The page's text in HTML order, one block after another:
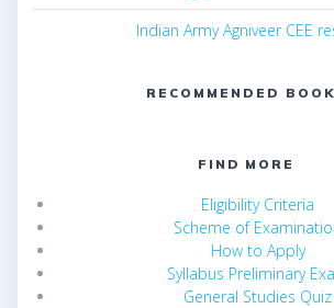
Indian Army Agniveer CEE
RECOMMENDED
FIND MORE
Eligibility Criteria
Scheme of
How to Apply
Syllabus Preliminary
General Studies Quiz